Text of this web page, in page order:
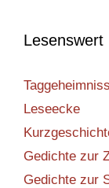
Lesenswert
Leseecke
Gedichte zur
Gedichte zur